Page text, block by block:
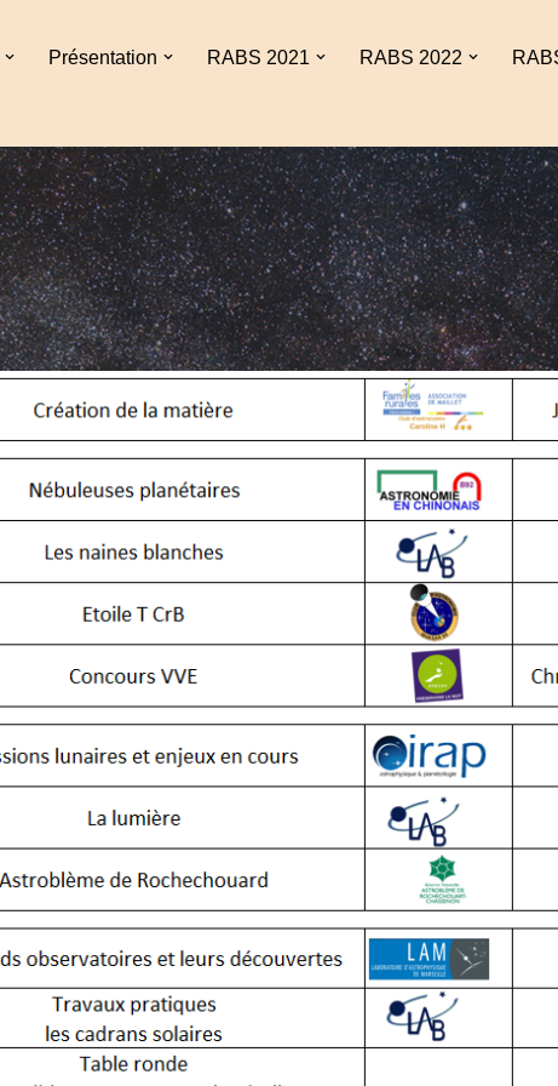
Présentation RABS 2021 RABS 2022